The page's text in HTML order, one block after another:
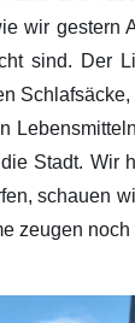
wir gestern
sind. Der
Stadt. Wir
schauen
zeugen